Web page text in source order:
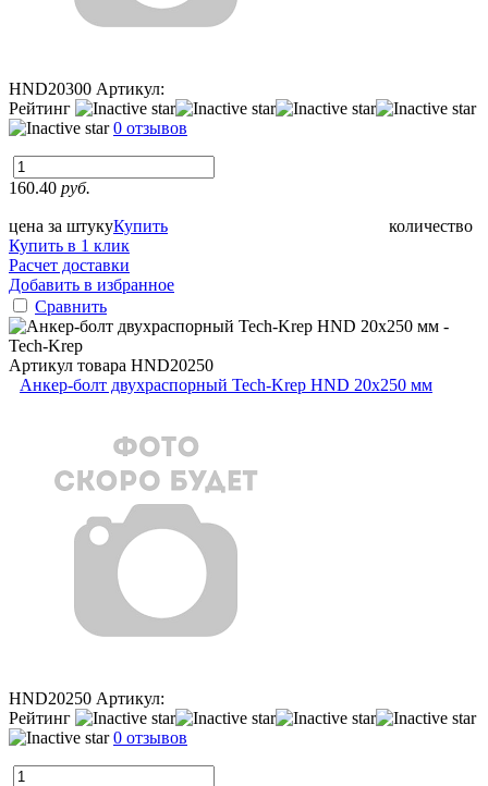
HND20300 Артикул:
Рейтинг
0 отзывов
160.40 руб.
цена за штуку количество
Купить
Купить в 1 клик
Расчет доставки
Добавить в избранное
Сравнить
Артикул товара HND20250
Анкер-болт двухраспорный Tech-Krep HND 20х250 мм
HND20250 Артикул:
Рейтинг
0 отзывов